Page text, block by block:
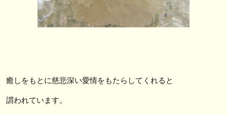
癒しをもとに慈悲深い愛情をもたらしてくれると
謂われています。